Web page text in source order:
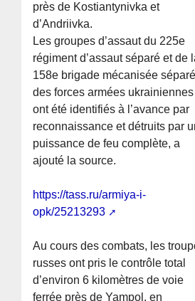
près de Kostiantynivka et
d’Andriivka.
Les groupes d’assaut du 225e
régiment d’assaut séparé et de
158e brigade mécanisée
des forces armées ukrainiennes
ont été identifiés à l’avance par
reconnaissance et détruits par
puissance de feu complète, a
ajouté la source.
https://tass.ru/armiya-i-
opk/25213293
Au cours des combats, les
russes ont pris le contrôle total
d’environ 6 kilomètres de voie
ferrée près de Yampol, en